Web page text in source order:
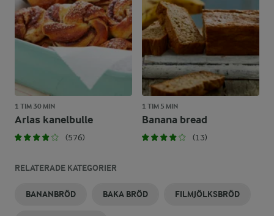
1 TIM 30 MIN
Arlas kanelbulle
(576)
1 TIM 5 MIN
Banana bread
(13)
RELATERADE KATEGORIER
BANANBRÖD BAKA BRÖD FILMJÖLKSBRÖD